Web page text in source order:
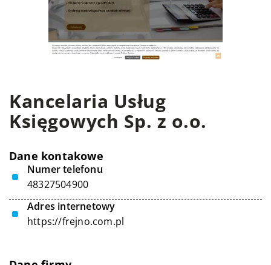
Kancelaria Usług
Księgowych Sp. z o.o.
Dane kontakowe
Numer telefonu
48327504900
Adres internetowy
https://frejno.com.pl